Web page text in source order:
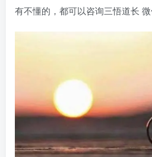
有不懂的，都可以咨询三悟道长